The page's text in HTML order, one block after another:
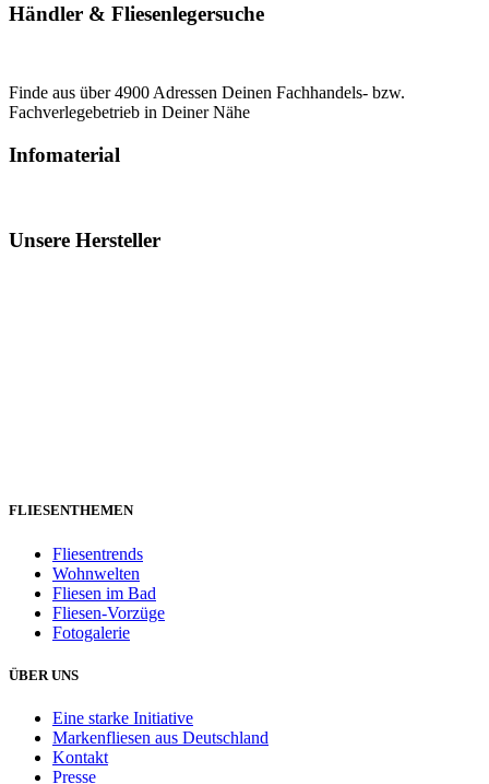
Händler & Fliesenlegersuche
Finde aus über 4900 Adressen Deinen Fachhandels- bzw.
Fachverlegebetrieb in Deiner Nähe
Infomaterial
Unsere Hersteller
FLIESENTHEMEN
Fliesentrends
Wohnwelten
Fliesen im Bad
Fliesen-Vorzüge
Fotogalerie
ÜBER UNS
Eine starke Initiative
Markenfliesen aus Deutschland
Kontakt
Presse